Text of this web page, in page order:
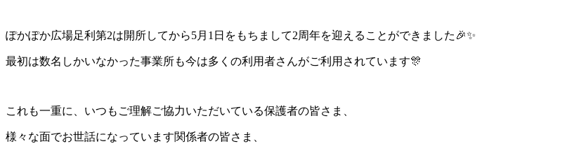
ぽかぽか広場足利第2は開所してから5月1日をもちまして2周年を迎えることができました🎉✨
最初は数名しかいなかった事業所も今は多くの利用者さんがご利用されています🎊
これも一重に、いつもご理解ご協力いただいている保護者の皆さま、
様々な面でお世話になっています関係者の皆さま、